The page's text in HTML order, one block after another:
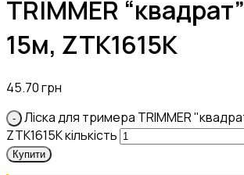
TRIMMER
15м, ZTK1615K
45.70грн
Ліска для тримера TRIMMER
ZTK1615K кількість
Купити